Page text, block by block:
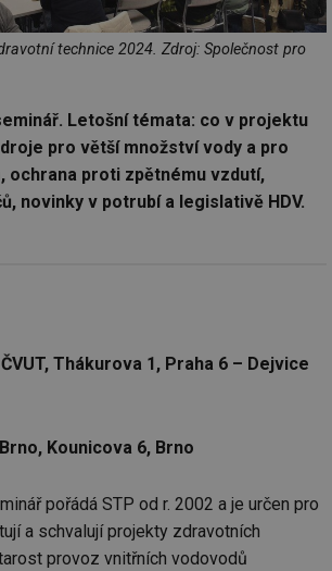
technice 2024. Zdroj: Společnost pro
Letošní témata: co v projektu
pro větší množství vody a pro
ochrana proti zpětnému vzdutí,
novinky v potrubí a legislativě HDV.
Thákurova 1, Praha 6 – Dejvice
Kounicova 6, Brno
pořádá STP od r. 2002 a je určen pro
a schvalují projekty zdravotních
provoz vnitřních vodovodů